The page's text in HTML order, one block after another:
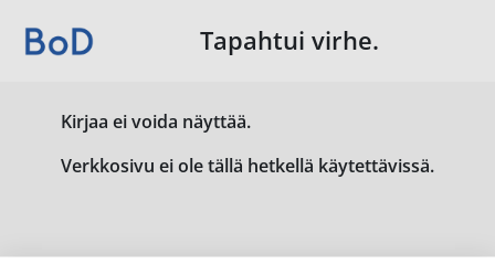
Tapahtui virhe.
Kirjaa ei voida näyttää.
Verkkosivu ei ole tällä hetkellä käytettävissä.